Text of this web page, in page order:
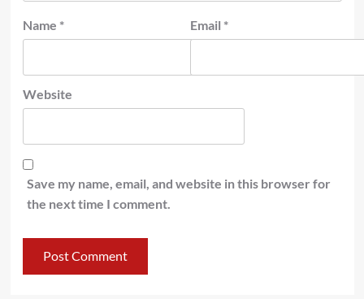
Name * Email *
Website
Save my name, email, and website in this browser for
the next time I comment.